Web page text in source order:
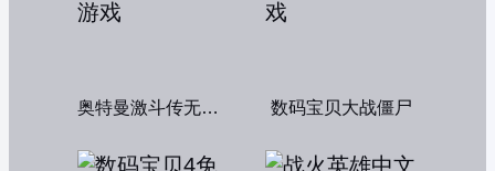
奥特曼激斗传无敌版 数码宝贝大战僵尸